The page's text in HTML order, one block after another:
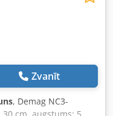
Zvanīt
, Demag NC3-